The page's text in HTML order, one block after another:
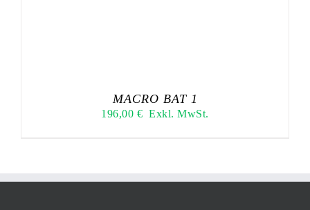
MACRO BAT 1
196,00 € Exkl. MwSt.